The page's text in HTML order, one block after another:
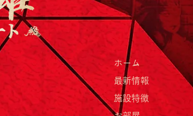
久留里新酒まつりとグランピ
ングの魅力を満喫！
ホーム
最新情報
施設特徴